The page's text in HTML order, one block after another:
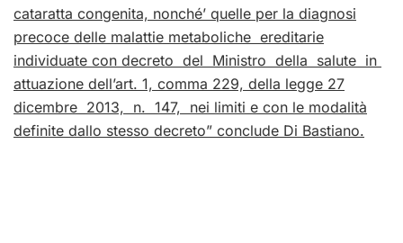
cataratta congenita, nonché’ quelle per la diagnosi
precoce delle malattie metaboliche ereditarie
individuate con decreto del Ministro della salute in
attuazione dell’art. 1, comma 229, della legge 27
dicembre 2013, n. 147, nei limiti e con le modalità
definite dallo stesso decreto” conclude Di Bastiano.